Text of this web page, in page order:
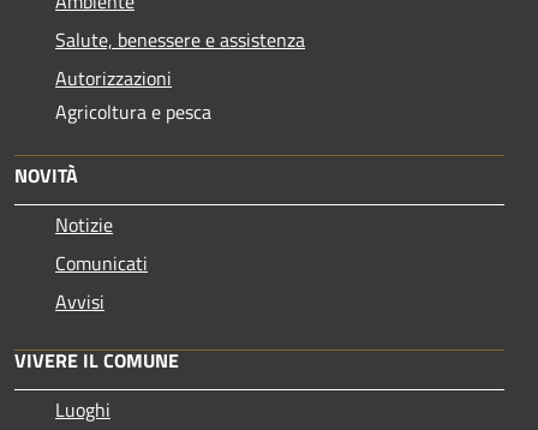
Salute, benessere e assistenza
Autorizzazioni
Agricoltura e pesca
NOVITÀ
Notizie
Comunicati
Avvisi
VIVERE IL COMUNE
Luoghi